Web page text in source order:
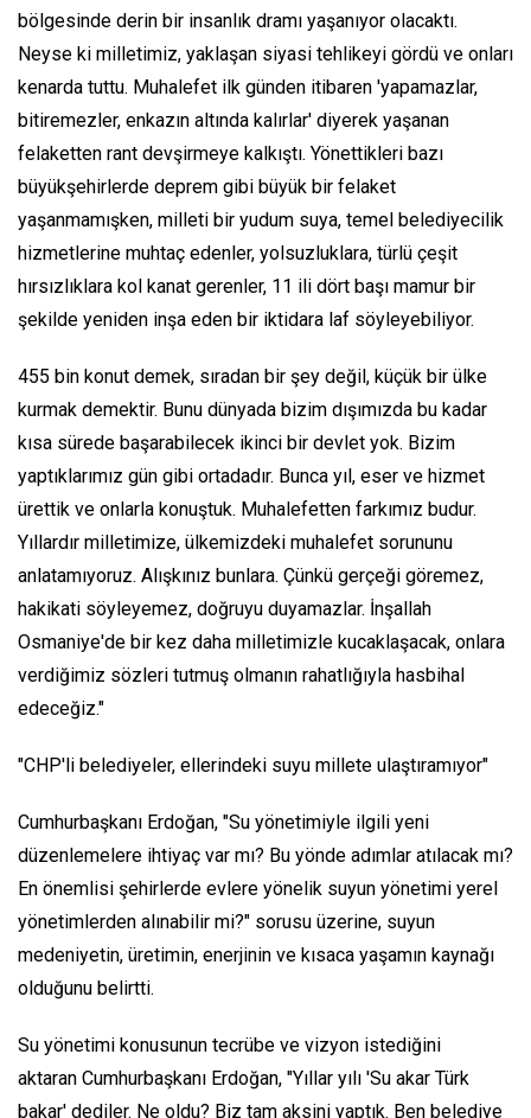
bölgesinde derin bir insanlık dramı yaşanıyor olacaktı.
Neyse ki milletimiz, yaklaşan siyasi tehlikeyi gördü ve onları
kenarda tuttu. Muhalefet ilk günden itibaren 'yapamazlar,
bitiremezler, enkazın altında kalırlar' diyerek yaşanan
felaketten rant devşirmeye kalkıştı. Yönettikleri bazı
büyükşehirlerde deprem gibi büyük bir felaket
yaşanmamışken, milleti bir yudum suya, temel belediyecilik
hizmetlerine muhtaç edenler, yolsuzluklara, türlü çeşit
hırsızlıklara kol kanat gerenler, 11 ili dört başı mamur bir
şekilde yeniden inşa eden bir iktidara laf söyleyebiliyor.
455 bin konut demek, sıradan bir şey değil, küçük bir ülke
kurmak demektir. Bunu dünyada bizim dışımızda bu kadar
kısa sürede başarabilecek ikinci bir devlet yok. Bizim
yaptıklarımız gün gibi ortadadır. Bunca yıl, eser ve hizmet
ürettik ve onlarla konuştuk. Muhalefetten farkımız budur.
Yıllardır milletimize, ülkemizdeki muhalefet sorununu
anlatamıyoruz. Alışkınız bunlara. Çünkü gerçeği göremez,
hakikati söyleyemez, doğruyu duyamazlar. İnşallah
Osmaniye'de bir kez daha milletimizle kucaklaşacak, onlara
verdiğimiz sözleri tutmuş olmanın rahatlığıyla hasbihal
edeceğiz."
"CHP'li belediyeler, ellerindeki suyu millete ulaştıramıyor"
Cumhurbaşkanı Erdoğan, "Su yönetimiyle ilgili yeni
düzenlemelere ihtiyaç var mı? Bu yönde adımlar atılacak mı?
En önemlisi şehirlerde evlere yönelik suyun yönetimi yerel
yönetimlerden alınabilir mi?" sorusu üzerine, suyun
medeniyetin, üretimin, enerjinin ve kısaca yaşamın kaynağı
olduğunu belirtti.
Su yönetimi konusunun tecrübe ve vizyon istediğini
aktaran Cumhurbaşkanı Erdoğan, "Yıllar yılı 'Su akar Türk
bakar' dediler. Ne oldu? Biz tam aksini yaptık. Ben belediye